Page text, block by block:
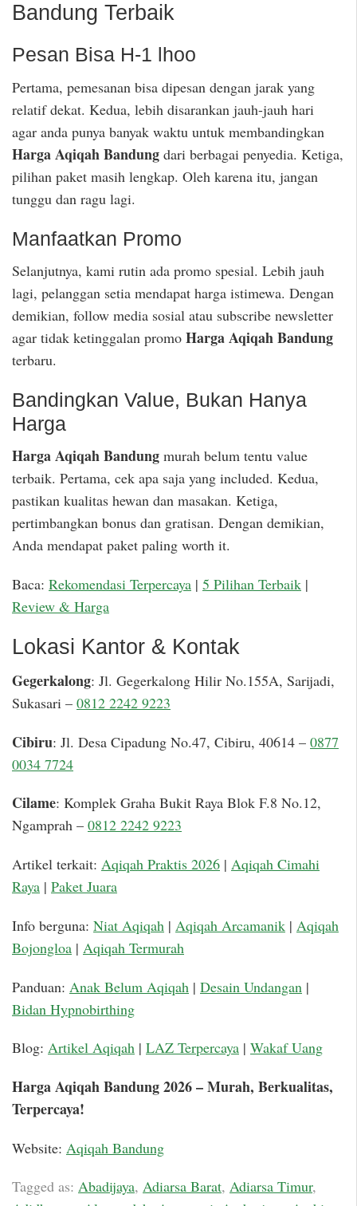
Bandung Terbaik
Pesan Bisa H-1 lhoo
Pertama, pemesanan bisa dipesan dengan jarak yang
relatif dekat. Kedua, lebih disarankan jauh-jauh hari
agar anda punya banyak waktu untuk membandingkan
Harga Aqiqah Bandung dari berbagai penyedia. Ketiga,
pilihan paket masih lengkap. Oleh karena itu, jangan
tunggu dan ragu lagi.
Manfaatkan Promo
Selanjutnya, kami rutin ada promo spesial. Lebih jauh
lagi, pelanggan setia mendapat harga istimewa. Dengan
demikian, follow media sosial atau subscribe newsletter
agar tidak ketinggalan promo Harga Aqiqah Bandung
terbaru.
Bandingkan Value, Bukan Hanya
Harga
Harga Aqiqah Bandung murah belum tentu value
terbaik. Pertama, cek apa saja yang included. Kedua,
pastikan kualitas hewan dan masakan. Ketiga,
pertimbangkan bonus dan gratisan. Dengan demikian,
Anda mendapat paket paling worth it.
Baca: Rekomendasi Terpercaya | 5 Pilihan Terbaik |
Review & Harga
Lokasi Kantor & Kontak
Gegerkalong: Jl. Gegerkalong Hilir No.155A, Sarijadi,
Sukasari – 0812 2242 9223
Cibiru: Jl. Desa Cipadung No.47, Cibiru, 40614 – 0877
0034 7724
Cilame: Komplek Graha Bukit Raya Blok F.8 No.12,
Ngamprah – 0812 2242 9223
Artikel terkait: Aqiqah Praktis 2026 | Aqiqah Cimahi
Raya | Paket Juara
Info berguna: Niat Aqiqah | Aqiqah Arcamanik | Aqiqah
Bojongloa | Aqiqah Termurah
Panduan: Anak Belum Aqiqah | Desain Undangan |
Bidan Hypnobirthing
Blog: Artikel Aqiqah | LAZ Terpercaya | Wakaf Uang
Harga Aqiqah Bandung 2026 – Murah, Berkualitas,
Terpercaya!
Website: Aqiqah Bandung
Tagged as: Abadijaya, Adiarsa Barat, Adiarsa Timur,